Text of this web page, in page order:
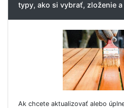
typy, ako si vybrať, zloženie
Ak chcete aktualizovať alebo